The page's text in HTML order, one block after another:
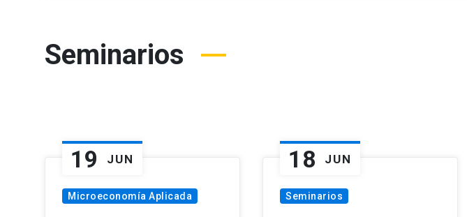
Seminarios
19 JUN
Microeconomía Aplicada
18 JUN
Seminarios